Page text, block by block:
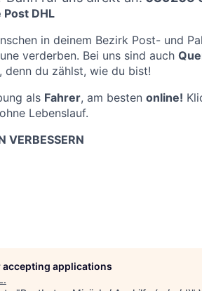
DHL
in deinem Bezirk Post- und
verderben. Bei uns sind auch
denn du zählst, wie du bist!
als Fahrer, am besten online!
Lebenslauf.
VERBESSERN
applications
.